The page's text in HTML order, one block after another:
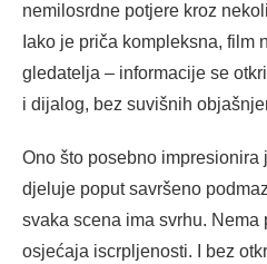
nemilosrdne potjere kroz
Iako je priča kompleksna, film
gledatelja – informacije se
i dijalog, bez suvišnih
Ono što posebno impresionira
djeluje poput savršeno
svaka scena ima svrhu. Nema
osjećaja iscrpljenosti. I bez